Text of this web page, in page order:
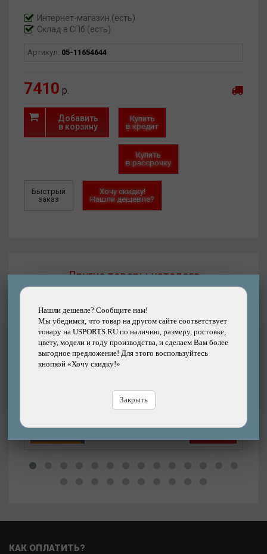
Интернет-магазин (есть)
Склад в СПб (есть)
Артикул: 05-11654644
7410 р.
Нашли дешевле? Сообщите нам!
Мы убедимся, что товар на другом сайте соответствует
товару на USPORTS.RU по наличию, размеру, ростовке,
цвету, модели и году производства, и сделаем Вам более
выгодное предложение! Для этого воспользуйтесь
кнопкой «Хочу скидку!»
Закрыть
Добавить
в корзину
Купить
в кредит
Купить
в рассрочку
Быстрый
заказ
Хочу скидку!
Нашли дешевле?
Другие товары каталога
Покрышка велосипедная KENDA 700х45С (45-
622) K1226 ALLUVIUM PRO GRAVEL BIKE
КАК ОПЛАТИТЬ?